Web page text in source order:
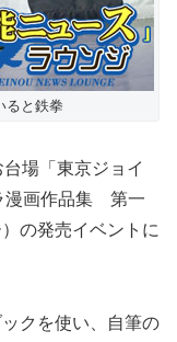
ると鉄拳
場「東京ジョイ
漫画作品集 第一
の発売イベントに
クを使い、自筆の